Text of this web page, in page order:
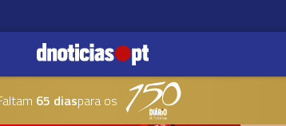
65 diaspara os